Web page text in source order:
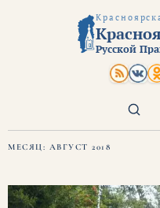
Русской
МЕСЯЦ: АВГУСТ 2018